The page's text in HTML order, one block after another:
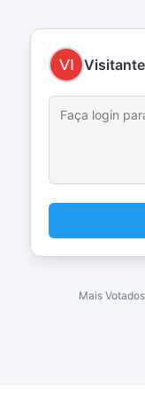
Visitante
Mais Votados